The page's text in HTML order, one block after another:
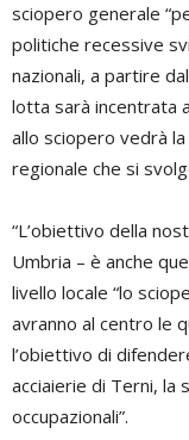
sciopero generale
politiche recessive
nazionali, a partire
lotta sarà incentrata
allo sciopero vedrà
regionale che si
“L’obiettivo della
Umbria – è anche
livello locale “lo
avranno al centro le
l’obiettivo di
acciaierie di Terni, la
occupazionali”.